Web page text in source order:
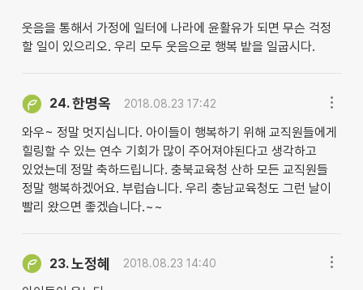
웃음을 통해서 가정에 일터에 나라에 윤활유가 되면 무슨 걱정
할 일이 있으리오. 우리 모두 웃음으로 행복 밭을 일굽시다.
24.한명옥 2018.08.23 17:42
와우~ 정말 멋지십니다. 아이들이 행복하기 위해 교직원들에게
힐링할 수 있는 연수 기회가 많이 주어져야된다고 생각하고
있었는데 정말 축하드립니다. 충북교육청 산하 모든 교직원들
정말 행복하겠어요. 부럽습니다. 우리 충남교육청도 그런 날이
빨리 왔으면 좋겠습니다.~~
23.노정혜 2018.08.23 14:40